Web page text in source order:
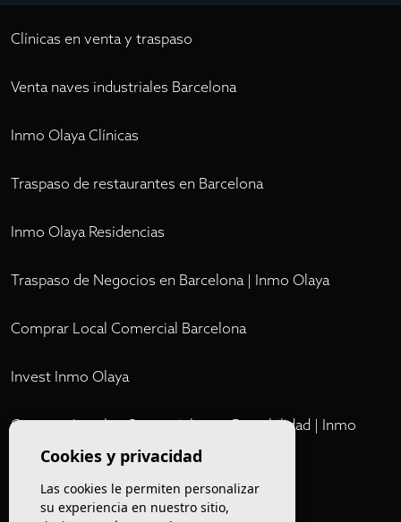
Clínicas en venta y traspaso
Venta naves industriales Barcelona
Inmo Olaya Clínicas
Traspaso de restaurantes en Barcelona
Inmo Olaya Residencias
Traspaso de Negocios en Barcelona | Inmo Olaya
Comprar Local Comercial Barcelona
Invest Inmo Olaya
Comprar Locales Comerciales en Rentabilidad | Inmo
OlayaCookies y privacidad
Las cookies le permiten personalizar
su experiencia en nuestro sitio,